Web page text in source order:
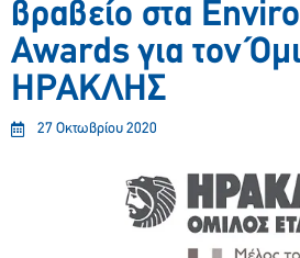
βραβείο στα
Awards για τον
ΗΡΑΚΛΗΣ
27 Οκτωβρίου 2020